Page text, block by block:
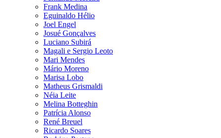
Frank Medina
Eguinaldo Hélio
Joel Engel
Josué Gonçalves
Luciano Subirá
Magali e Sergio Leoto
Mari Mendes
Mário Moreno
Marisa Lobo
Matheus Grismaldi
Néia Leite
Melina Botteghin
Patrícia Alonso
René Breuel
Ricardo Soares